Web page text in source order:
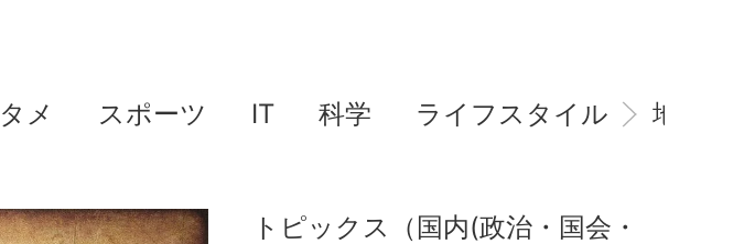
メ スポーツ IT 科学 ライフスタイル 地域情
トピックス（国内(政治・国会・